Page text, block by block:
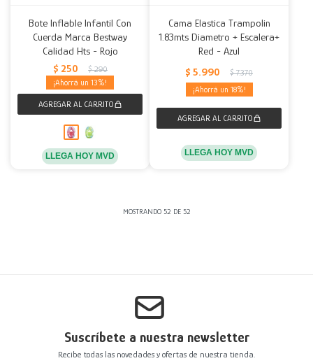
Bote Inflable Infantil Con
Cuerda Marca Bestway
Calidad Hts - Rojo
$ 250 $ 290
13
LLEGA HOY MVD
Cama Elastica Trampolin
1.83mts Diametro + Escalera+
Red - Azul
$ 5.990 $ 7.370
18
LLEGA HOY MVD
MOSTRANDO 52 DE 52
Suscríbete a nuestra newsletter
Recibe todas las novedades y ofertas de nuestra tienda.